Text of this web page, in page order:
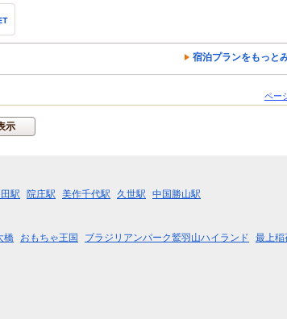
宿泊プランをもっと
ペー
示
駅 院庄駅 美作千代駅 久世駅 中国勝山駅
橋 おもちゃ王国 ブラジリアンパーク鷲羽山ハイランド 最上稲